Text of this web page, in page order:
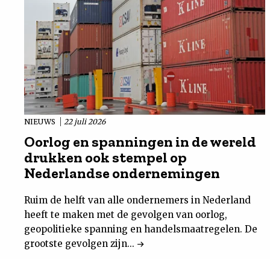
NIEUWS 22 juli 2026
Oorlog en spanningen in de wereld
drukken ook stempel op
Nederlandse ondernemingen
Ruim de helft van alle ondernemers in Nederland
heeft te maken met de gevolgen van oorlog,
geopolitieke spanning en handelsmaatregelen. De
grootste gevolgen zijn...